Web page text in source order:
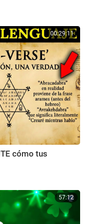
00:29:11
cómo tus
57:12